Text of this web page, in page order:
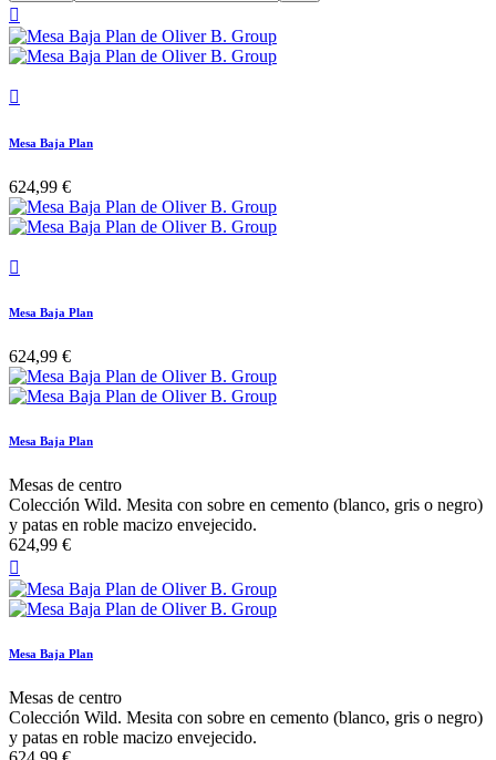


Mesa Baja Plan
624,99 €

Mesa Baja Plan
624,99 €
Mesa Baja Plan
Mesas de centro
Colección Wild. Mesita con sobre en cemento (blanco, gris o negro)
y patas en roble macizo envejecido.
624,99 €

Mesa Baja Plan
Mesas de centro
Colección Wild. Mesita con sobre en cemento (blanco, gris o negro)
y patas en roble macizo envejecido.